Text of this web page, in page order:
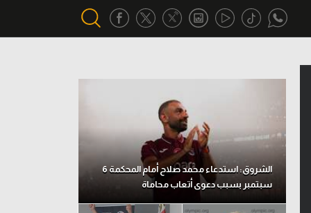
ميركاتو
تحقيق في الجول
تقرير في الجول
الشروق: استدعاء محمد صلاح أمام المحكمة 6
سبتمبر بسبب دعوى أتعاب محاماة